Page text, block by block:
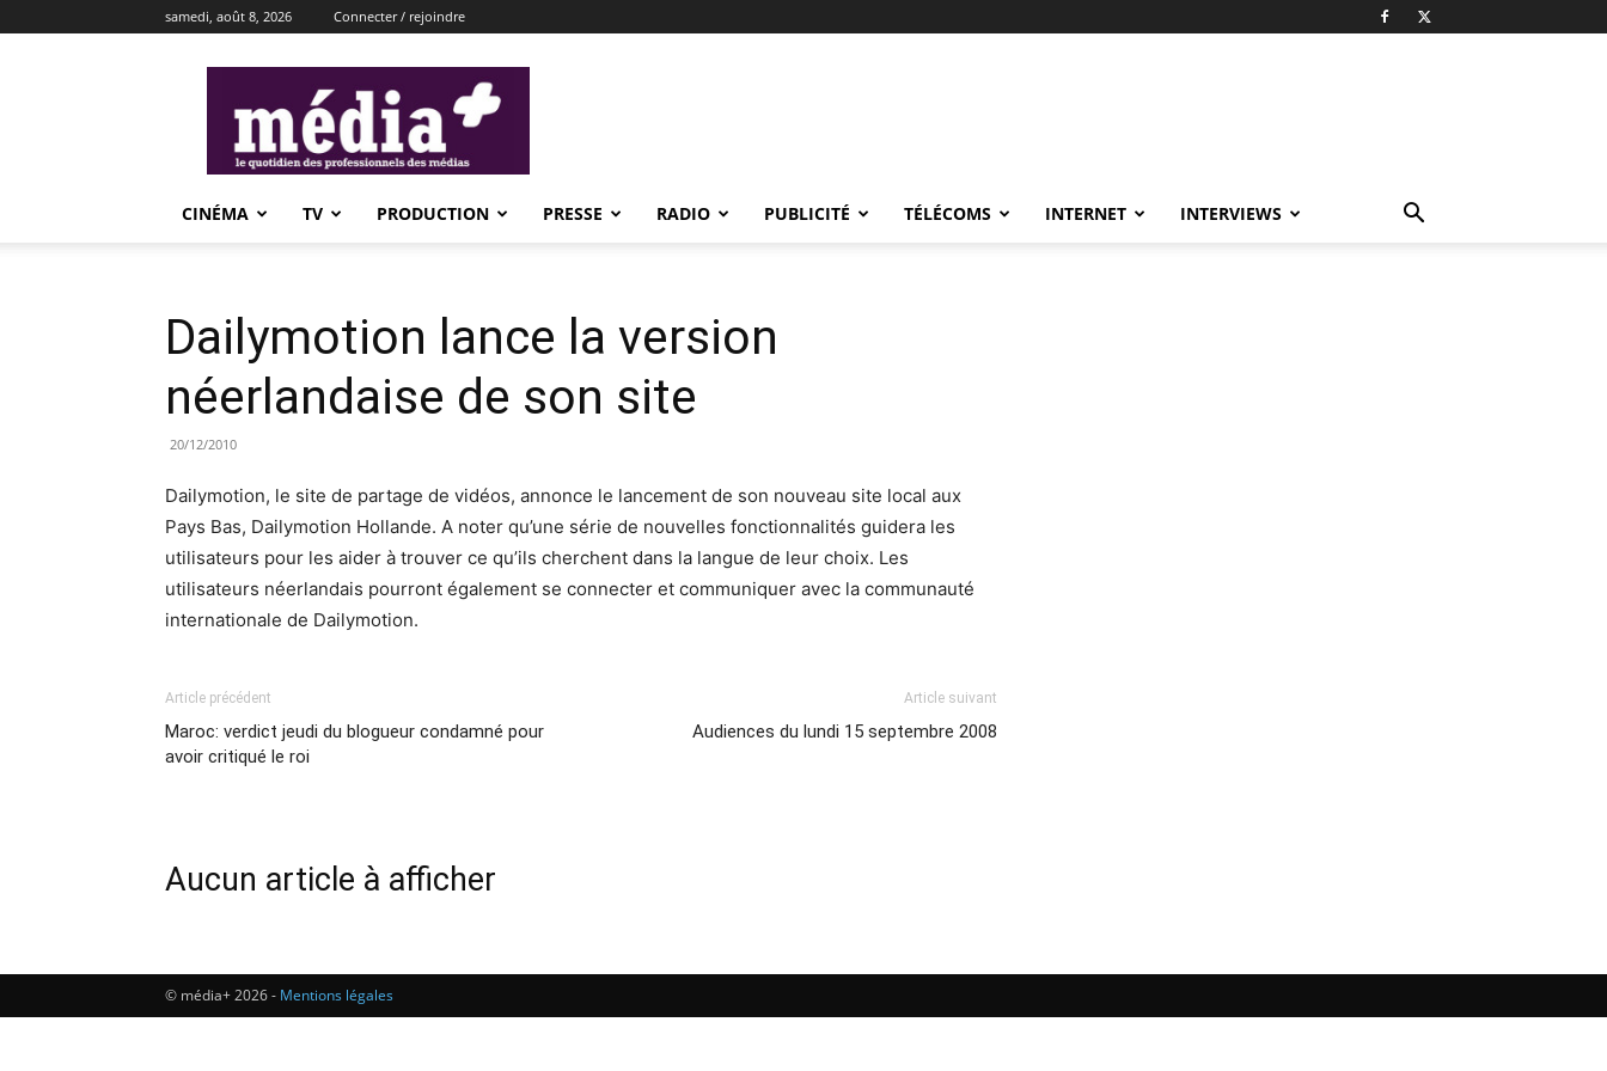
samedi, août 8, 2026 Connecter / rejoindre
CINÉMA TV PRODUCTION PRESSE RADIO PUBLICITÉ TÉLÉCOMS INTERNET INTERVIEWS
Dailymotion lance la version
néerlandaise de son site
20/12/2010
Dailymotion, le site de partage de vidéos, annonce le lancement de son nouveau site local aux
Pays Bas, Dailymotion Hollande. A noter qu’une série de nouvelles fonctionnalités guidera les
utilisateurs pour les aider à trouver ce qu’ils cherchent dans la langue de leur choix. Les
utilisateurs néerlandais pourront également se connecter et communiquer avec la communauté
internationale de Dailymotion.
Article précédent
Maroc: verdict jeudi du blogueur condamné pour
avoir critiqué le roi
Article suivant
Audiences du lundi 15 septembre 2008
Aucun article à afficher
© média+ 2026 - Mentions légales